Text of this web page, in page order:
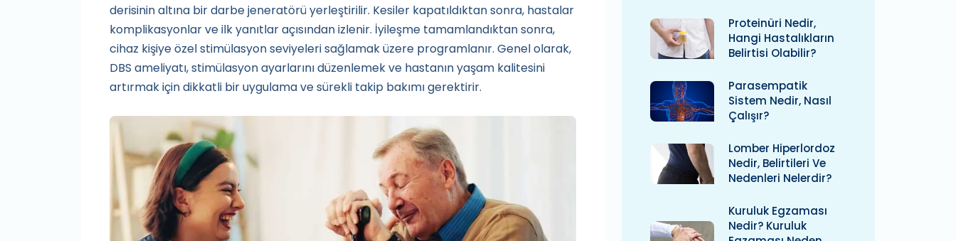
derisinin altına bir darbe jeneratörü yerleştirilir. Kesiler kapatıldıktan sonra, hastalar
komplikasyonlar ve ilk yanıtlar açısından izlenir. İyileşme tamamlandıktan sonra,
cihaz kişiye özel stimülasyon seviyeleri sağlamak üzere programlanır. Genel olarak,
DBS ameliyatı, stimülasyon ayarlarını düzenlemek ve hastanın yaşam kalitesini
artırmak için dikkatli bir uygulama ve sürekli takip bakımı gerektirir.
Proteinüri Nedir,
Hangi Hastalıkların
Belirtisi Olabilir?
Parasempatik
Sistem Nedir, Nasıl
Çalışır?
Lomber Hiperlordoz
Nedir, Belirtileri Ve
Nedenleri Nelerdir?
Kuruluk Egzaması
Nedir? Kuruluk